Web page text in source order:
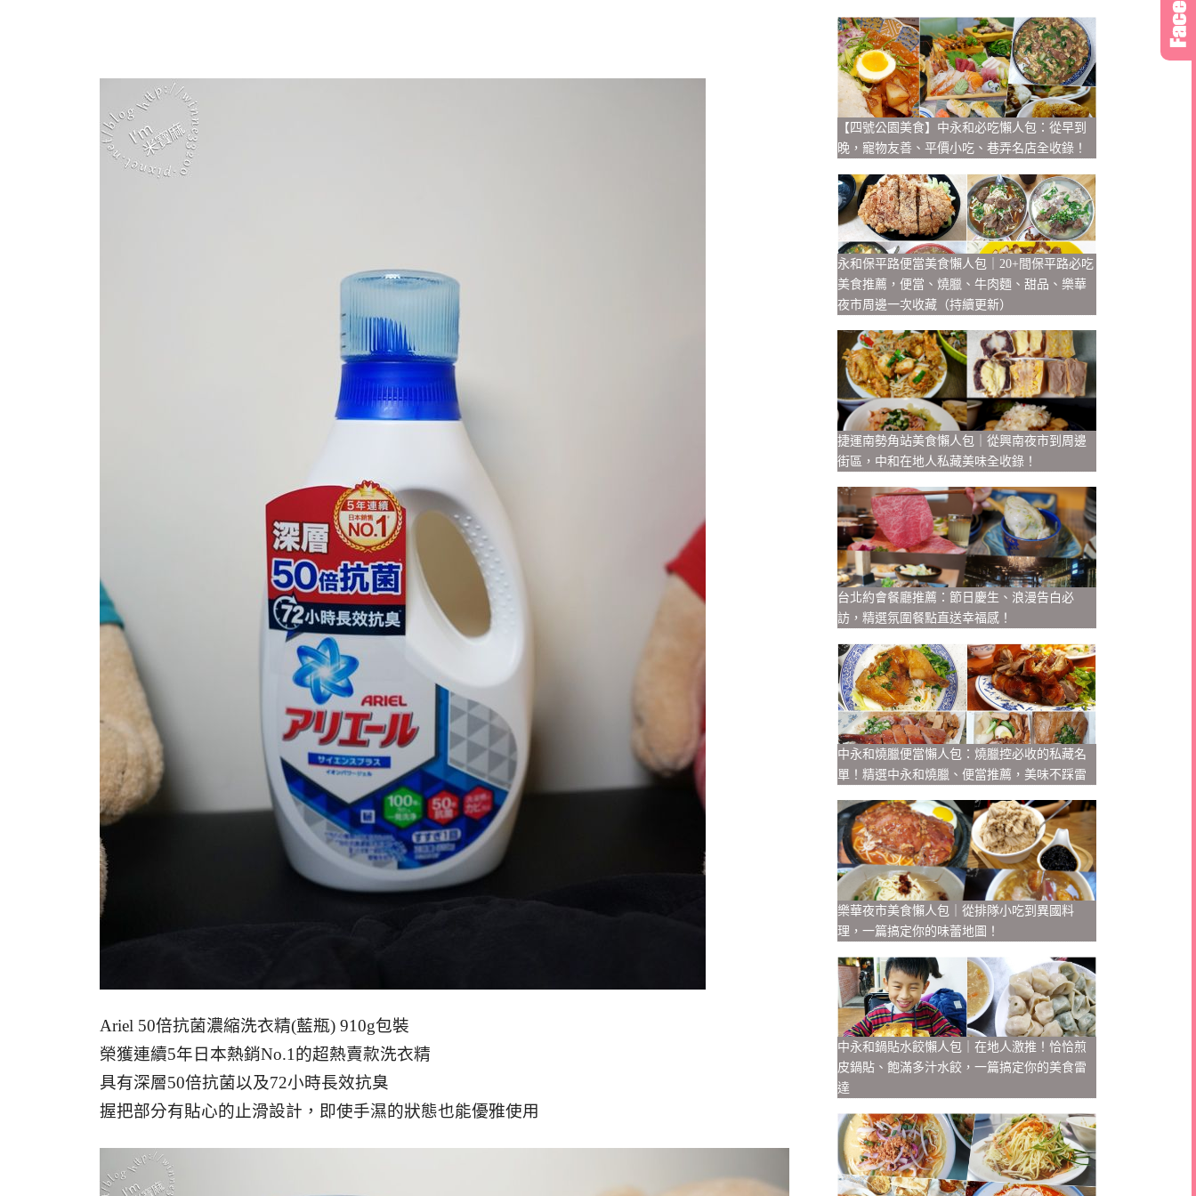
Ariel 50倍抗菌濃縮洗衣精(藍瓶) 910g包裝
榮獲連續5年日本熱銷No.1的超熱賣款洗衣精
具有深層50倍抗菌以及72小時長效抗臭
握把部分有貼心的止滑設計，即使手濕的狀態也能優雅使用
【四號公園美食】中永和必吃懶人包：從早到
晚，寵物友善、平價小吃、巷弄名店全收錄！
永和保平路便當美食懶人包｜20+間保平路必吃
美食推薦，便當、燒臘、牛肉麵、甜品、樂華
夜市周邊一次收藏（持續更新）
捷運南勢角站美食懶人包｜從興南夜市到周邊
街區，中和在地人私藏美味全收錄！
台北約會餐廳推薦：節日慶生、浪漫告白必
訪，精選氛圍餐點直送幸福感！
中永和燒臘便當懶人包：燒臘控必收的私藏名
單！精選中永和燒臘、便當推薦，美味不踩雷
樂華夜市美食懶人包｜從排隊小吃到異國料
理，一篇搞定你的味蕾地圖！
中永和鍋貼水餃懶人包｜在地人激推！恰恰煎
皮鍋貼、飽滿多汁水餃，一篇搞定你的美食雷
達